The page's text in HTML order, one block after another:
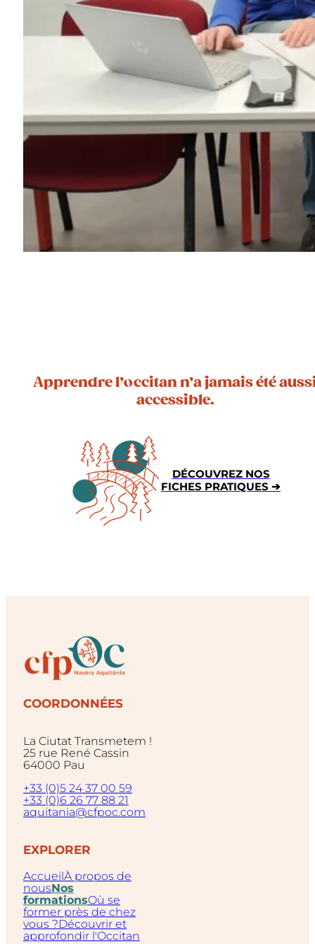
Apprendre l’occitan n’a jamais été
accessible.
DÉCOUVREZ NOS
FICHES PRATIQUES ➔
COORDONNÉES
La Ciutat Transmetem !
25 rue René Cassin
64000 Pau
+33 (0)5 24 37 00 59
+33 (0)6 26 77 88 21
aquitania@cfpoc.com
EXPLORER
AccueilÀ propos de
nousNos
formationsOù se
former près de chez
vous ?Découvrir et
approfondir l'Occitan